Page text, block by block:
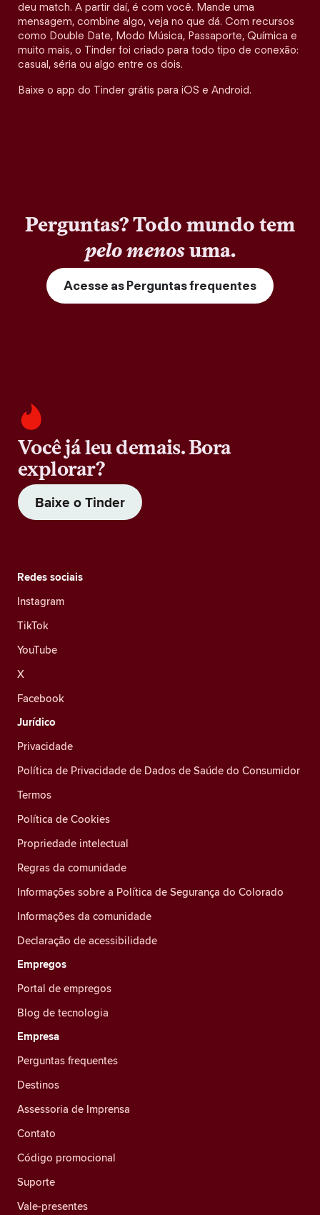
deu match. A partir daí, é com você. Mande uma
mensagem, combine algo, veja no que dá. Com recursos
como Double Date, Modo Música, Passaporte, Química e
muito mais, o Tinder foi criado para todo tipo de conexão:
casual, séria ou algo entre os dois.
Baixe o app do Tinder grátis para iOS e Android.
Perguntas? Todo mundo tem
pelo menosuma.
Acesse as Perguntas frequentes
Você já leu demais. Bora
explorar?
Baixe o Tinder
Redes sociais
Instagram
TikTok
YouTube
X
Facebook
Jurídico
Privacidade
Política de Privacidade de Dados de Saúde do Consumidor
Termos
Política de Cookies
Propriedade intelectual
Regras da comunidade
Informações sobre a Política de Segurança do Colorado
Informações da comunidade
Declaração de acessibilidade
Empregos
Portal de empregos
Blog de tecnologia
Empresa
Perguntas frequentes
Destinos
Assessoria de Imprensa
Contato
Código promocional
Suporte
Vale-presentes